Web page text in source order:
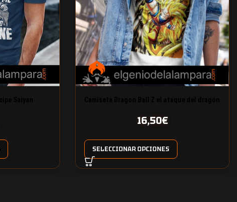
16,50€
SELECCIONAR OPCIONES